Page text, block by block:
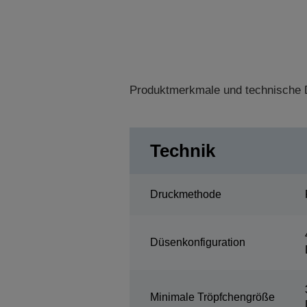
Produktmerkmale und technische
Technik
Druckmethode
Düsenkonfiguration
Minimale Tröpfchengröße